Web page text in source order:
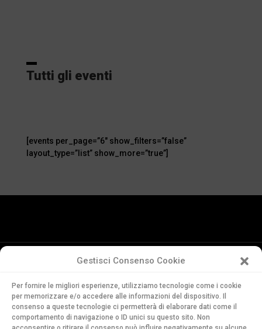
Gestisci Consenso Cookie
Per fornire le migliori esperienze, utilizziamo tecnologie come i cookie
per memorizzare e/o accedere alle informazioni del dispositivo. Il
consenso a queste tecnologie ci permetterà di elaborare dati come il
comportamento di navigazione o ID unici su questo sito. Non
Tutti gli eventi
[events per_page=”6″ show_filters=”false”
layout_type=”list” show_more=”true”]
della Svizzera Italiana
Via Soldino 9
CH-6900 Lugano